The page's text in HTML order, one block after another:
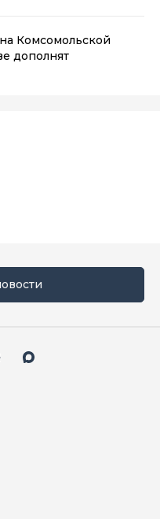
Комсомольской
дополнят